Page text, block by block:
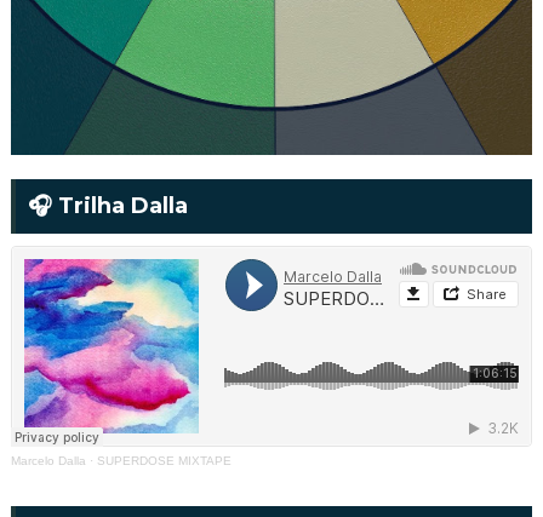
🎧 Trilha Dalla
Marcelo Dalla · SUPERDOSE MIXTAPE